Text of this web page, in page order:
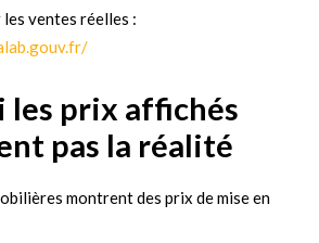
ventes réelles :
les prix affichés
pas la réalité
montrent des prix de mise en